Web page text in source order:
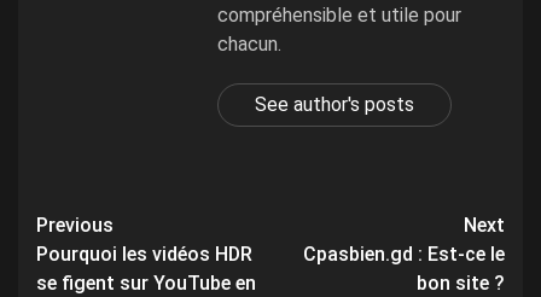
compréhensible et utile pour
chacun.
See author's posts
Post
navigation
Previous
Pourquoi les vidéos HDR
se figent sur YouTube en
Next
Cpasbien.gd : Est-ce le
bon site ?